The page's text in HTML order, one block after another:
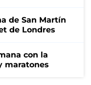
de San Martín
de Londres
con la
maratones